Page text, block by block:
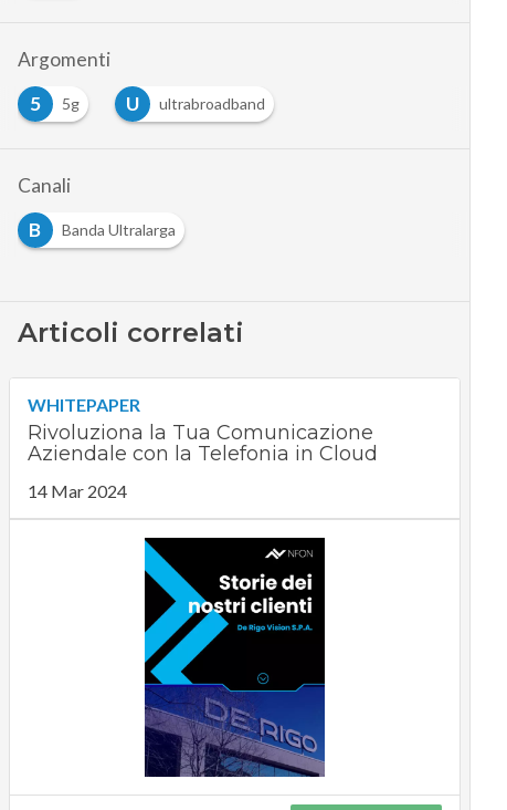
Argomenti
5
5g U ultrabroadband
Canali
B
Banda Ultralarga
Articoli correlati
WHITEPAPER
Rivoluziona la Tua Comunicazione
Aziendale con la Telefonia in Cloud
14 Mar 2024